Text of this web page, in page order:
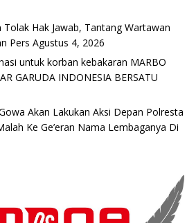
Hak Jawab, Tantang Wartawan
Pers Agustus 4, 2026
untuk korban kebakaran MARBO
GARUDA INDONESIA BERSATU
Akan Lakukan Aksi Depan Polresta
Ke Ge’eran Nama Lembaganya Di